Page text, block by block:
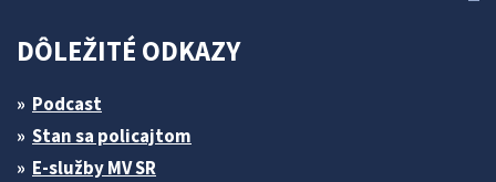
DÔLEŽITÉ ODKAZY
Podcast
Stan sa policajtom
E-služby MV SR